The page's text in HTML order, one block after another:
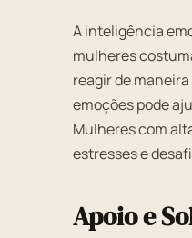
A inteligência
mulheres
reagir de
emoções pode
Mulheres com
estresses e
Apoio e